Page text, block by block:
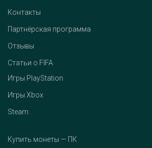
Контакты
Партнёрская программа
Отзывы
Статьи о FIFA
Игры PlayStation
Игры Xbox
Steam
Купить монеты — ПК